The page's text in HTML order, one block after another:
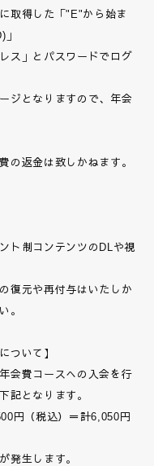
取得した「"E"から始ま
ス」とパスワードでログ
ジとなりますので、年会
の返金は致しかねます。
ト制コンテンツのDLや視
復元や再付与はいたしか
。
ついて】
会費コースへの入会を行
記となります。
円（税込）＝計6,050円
発生します。